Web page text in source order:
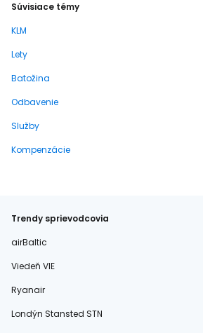
Súvisiace témy
KLM
Lety
Batožina
Odbavenie
Služby
Kompenzácie
Trendy sprievodcovia
airBaltic
Viedeň VIE
Ryanair
Londýn Stansted STN